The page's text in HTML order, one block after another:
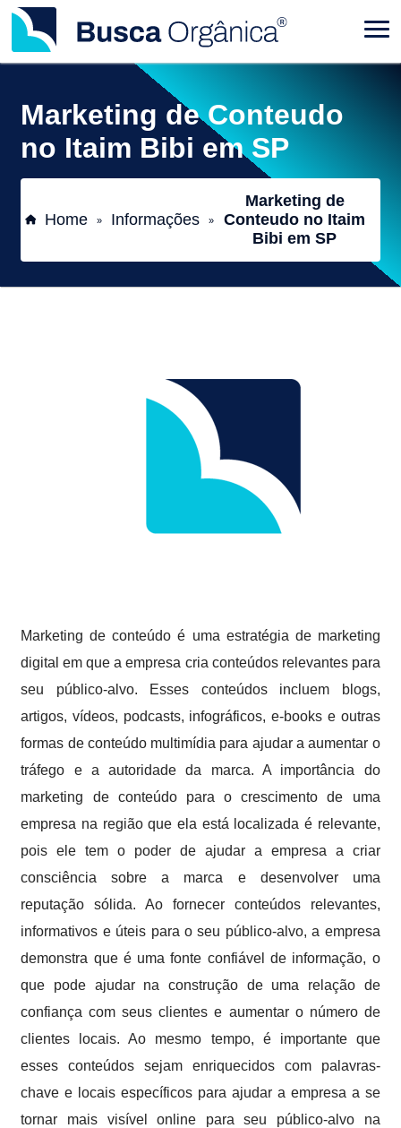
Marketing de Conteudo
no Itaim Bibi em SP
Home » Informações »
Marketing de
Conteudo no Itaim
Bibi em SP
Marketing de conteúdo é uma estratégia de marketing
digital em que a empresa cria conteúdos relevantes para
seu público-alvo. Esses conteúdos incluem blogs,
artigos, vídeos, podcasts, infográficos, e-books e outras
formas de conteúdo multimídia para ajudar a aumentar o
tráfego e a autoridade da marca. A importância do
marketing de conteúdo para o crescimento de uma
empresa na região que ela está localizada é relevante,
pois ele tem o poder de ajudar a empresa a criar
consciência sobre a marca e desenvolver uma
reputação sólida. Ao fornecer conteúdos relevantes,
informativos e úteis para o seu público-alvo, a empresa
demonstra que é uma fonte confiável de informação, o
que pode ajudar na construção de uma relação de
confiança com seus clientes e aumentar o número de
clientes locais. Ao mesmo tempo, é importante que
esses conteúdos sejam enriquecidos com palavras-
chave e locais específicos para ajudar a empresa a se
tornar mais visível online para seu público-alvo na